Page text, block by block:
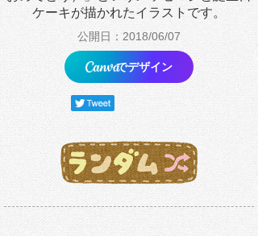
ケーキが描かれたイラストです。
公開日：2018/06/07
でデザイン